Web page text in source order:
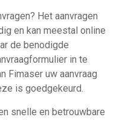
Het aanvragen
en kan meestal online
de benodigde
in te
Fimaser uw aanvraag
is goedgekeurd.
snelle en betrouwbare